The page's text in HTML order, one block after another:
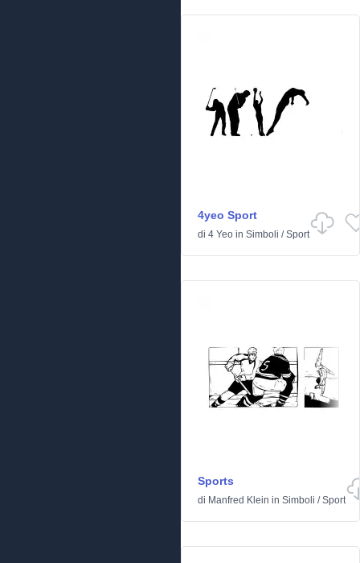
4yeo Sport
di 4 Yeo in Simboli /Sport
Sports
di Manfred Klein in Simboli /Sport